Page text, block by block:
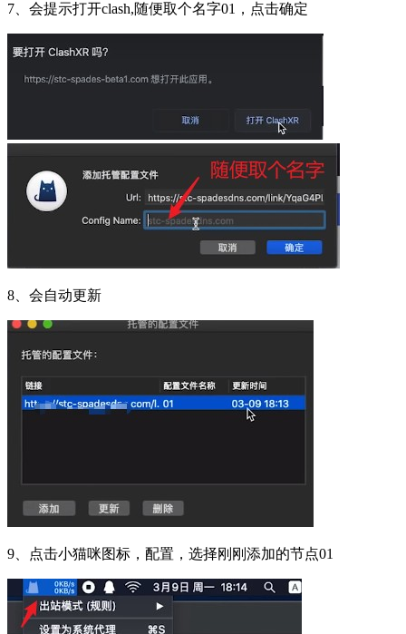
7、会提示打开clash,随便取个名字01，点击确定
8、会自动更新
9、点击小猫咪图标，配置，选择刚刚添加的节点01